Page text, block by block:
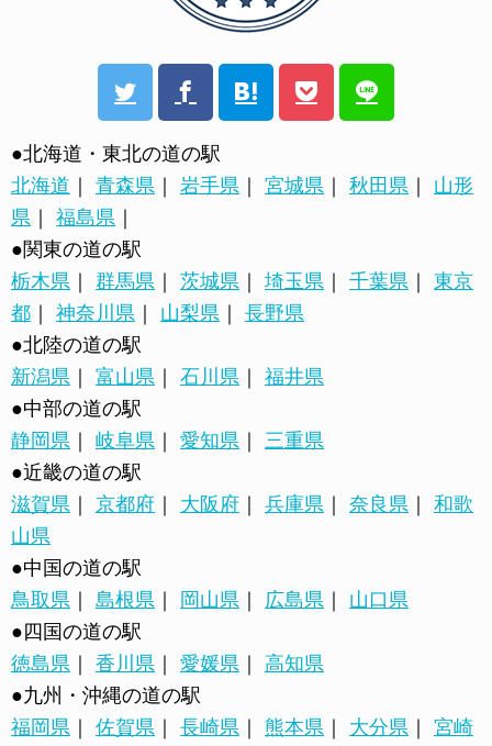
●北海道・東北の道の駅
北海道 ｜ 青森県 ｜ 岩手県 ｜ 宮城県 ｜ 秋田県 ｜ 山形
県 ｜ 福島県 ｜
●関東の道の駅
栃木県 ｜ 群馬県 ｜ 茨城県 ｜ 埼玉県 ｜ 千葉県 ｜ 東京
都 ｜ 神奈川県 ｜ 山梨県 ｜ 長野県
●北陸の道の駅
新潟県 ｜ 富山県 ｜ 石川県 ｜ 福井県
●中部の道の駅
静岡県 ｜ 岐阜県 ｜ 愛知県 ｜ 三重県
●近畿の道の駅
滋賀県 ｜ 京都府 ｜ 大阪府 ｜ 兵庫県 ｜ 奈良県 ｜ 和歌
山県
●中国の道の駅
鳥取県 ｜ 島根県 ｜ 岡山県 ｜ 広島県 ｜ 山口県
●四国の道の駅
徳島県 ｜ 香川県 ｜ 愛媛県 ｜ 高知県
●九州・沖縄の道の駅
福岡県 ｜ 佐賀県 ｜ 長崎県 ｜ 熊本県 ｜ 大分県 ｜ 宮崎